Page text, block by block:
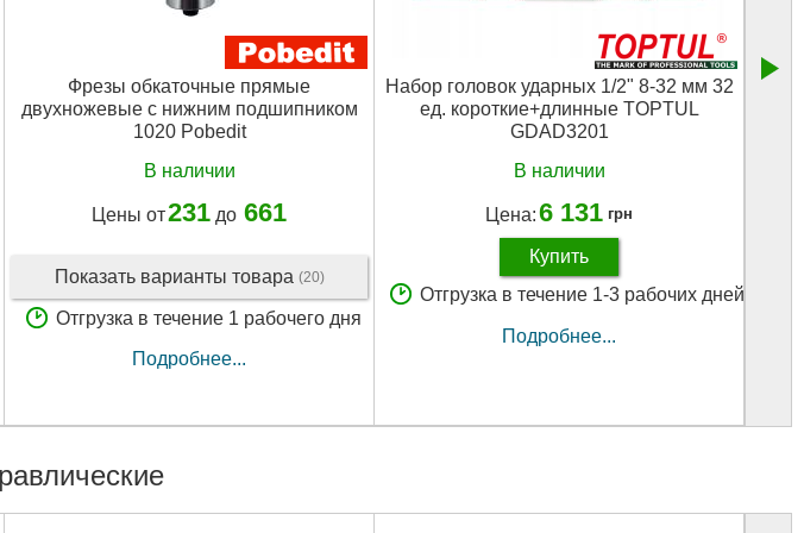
Фрезы обкаточные прямые
двухножевые с нижним подшипником
1020 Pobedit
В наличии
Цены от231 до 661
Показать варианты товара (20)
Отгрузка в течение 1 рабочего дня
Подробнее...
Набор головок ударных 1/2" 8-32 мм 32
ед. короткие+длинные TOPTUL
GDAD3201
В наличии
Цена:6 131 грн
Купить
Отгрузка в течение 1-3 рабочих дней
Подробнее...